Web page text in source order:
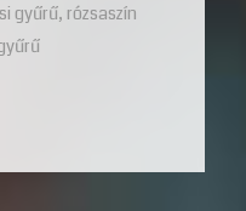
gyűrű, rózsaszín